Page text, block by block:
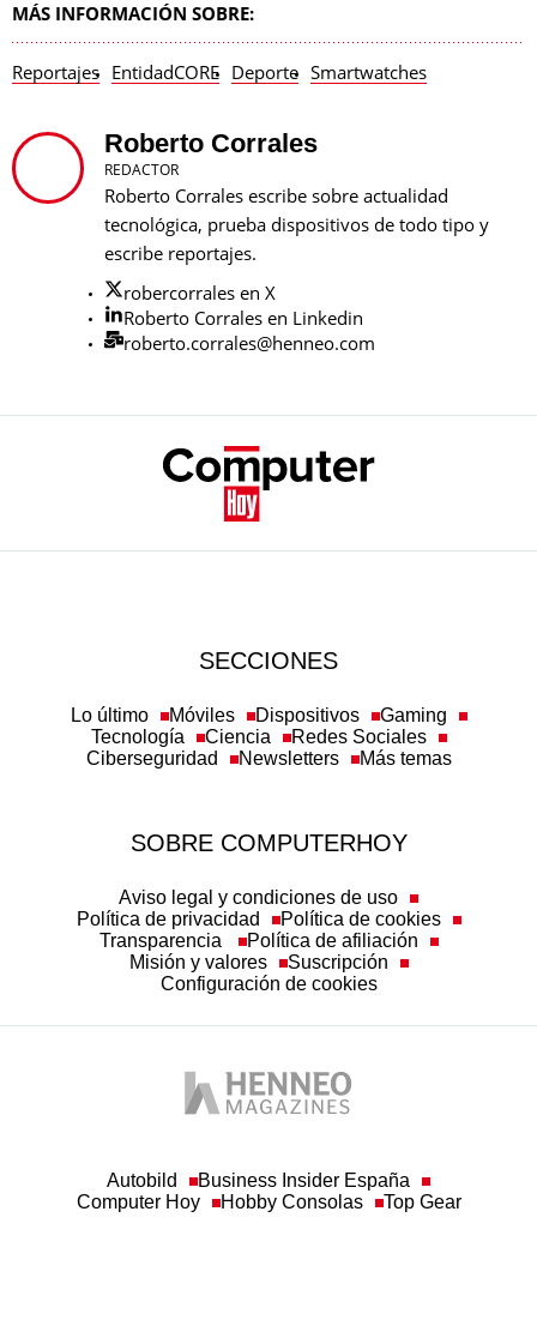
MÁS INFORMACIÓN SOBRE:
Reportajes EntidadCORE Deporte Smartwatches
Roberto Corrales
REDACTOR
Roberto Corrales escribe sobre actualidad
tecnológica, prueba dispositivos de todo tipo y
escribe reportajes.
robercorrales en X
Roberto Corrales en Linkedin
roberto.corrales@henneo.com
SECCIONES
Lo último Móviles Dispositivos
Gaming
Tecnología
Ciencia
Redes Sociales
Ciberseguridad
Newsletters Más temas
SOBRE COMPUTERHOY
Aviso legal y condiciones de uso
Política de privacidad
Política de cookies
Transparencia
Política de afiliación
Misión y valores
Suscripción
Configuración de cookies
Autobild
Business Insider España
Computer Hoy
Hobby Consolas Top Gear